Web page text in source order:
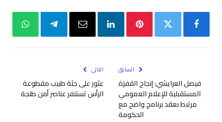
السابق
فيصل العرايشي: إنجاح القفزة
المستقبلية للإعلام العمومي
مرتبط بعقد برنامج واضح مع
الحكومة
التالي
عثور على جثة طبيب مقطوعة
الرأس تستنفر عناصر أمن طنجة